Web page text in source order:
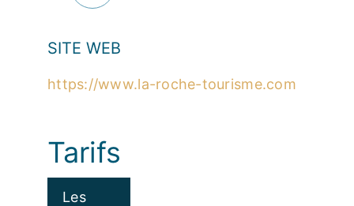
SITE WEB
https://www.la-roche-tourisme.com
Tarifs
Les